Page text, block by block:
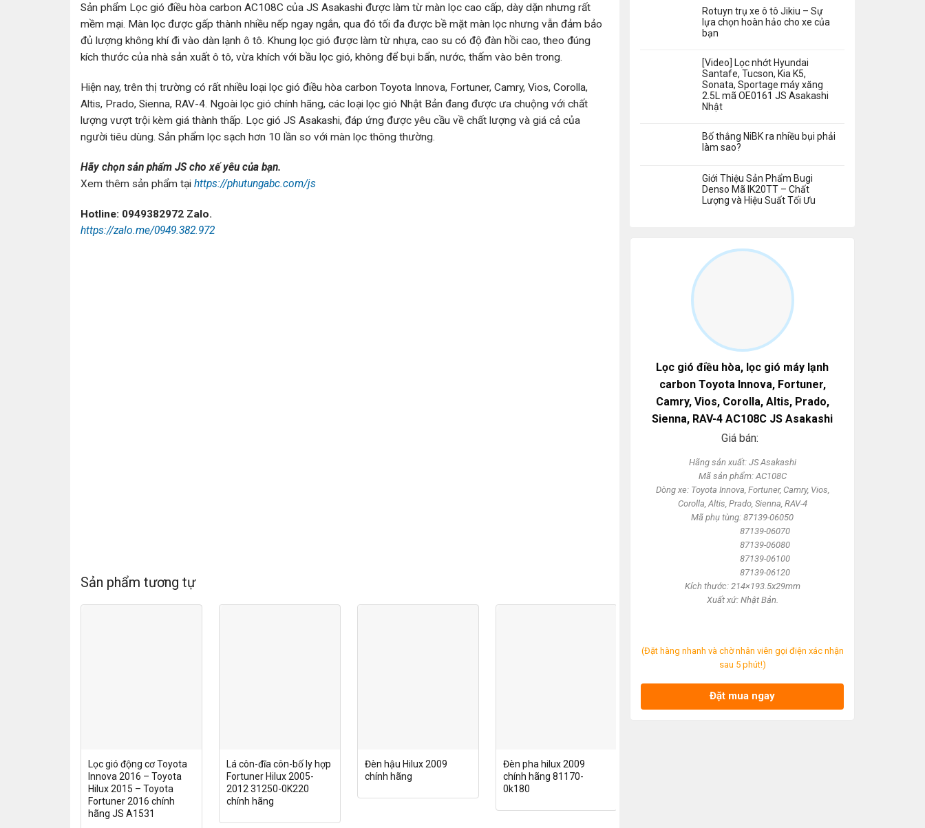
Sản phẩm Lọc gió điều hòa carbon AC108C của JS Asakashi được làm từ màn lọc cao cấp, dày dặn nhưng rất
mềm mại. Màn lọc được gấp thành nhiều nếp ngay ngắn, qua đó tối đa được bề mặt màn lọc nhưng vẫn đảm bảo
đủ lượng không khí đi vào dàn lạnh ô tô. Khung lọc gió được làm từ nhựa, cao su có độ đàn hồi cao, theo đúng
kích thước của nhà sản xuất ô tô, vừa khích với bầu lọc gió, không để bụi bẩn, nước, thấm vào bên trong.
Hiện nay, trên thị trường có rất nhiều loại lọc gió điều hòa carbon Toyota Innova, Fortuner, Camry, Vios, Corolla,
Altis, Prado, Sienna, RAV-4. Ngoài lọc gió chính hãng, các loại lọc gió Nhật Bản đang được ưa chuộng với chất
lượng vượt trội kèm giá thành thấp. Lọc gió JS Asakashi, đáp ứng được yêu cầu về chất lượng và giá cả của
người tiêu dùng. Sản phẩm lọc sạch hơn 10 lần so với màn lọc thông thường.
Hãy chọn sản phẩm JS cho xế yêu của bạn.
Xem thêm sản phẩm tại https://phutungabc.com/js
Hotline: 0949382972 Zalo.
https://zalo.me/0949.382.972
Sản phẩm tương tự
Lọc gió động cơ Toyota
Innova 2016 – Toyota
Hilux 2015 – Toyota
Fortuner 2016 chính
hãng JS A1531
Lá côn-đĩa côn-bố ly hợp
Fortuner Hilux 2005-
2012 31250-0K220
chính hãng
Đèn hậu Hilux 2009
chính hãng
Đèn pha hilux 2009
chính hãng 81170-
0k180
Rotuyn trụ xe ô tô Jikiu – Sự
lựa chọn hoàn hảo cho xe của
bạn
[Video] Lọc nhớt Hyundai
Santafe, Tucson, Kia K5,
Sonata, Sportage máy xăng
2.5L mã OE0161 JS Asakashi
Nhật
Bố thắng NiBK ra nhiều bụi phải
làm sao?
Giới Thiệu Sản Phẩm Bugi
Denso Mã IK20TT – Chất
Lượng và Hiệu Suất Tối Ưu
Lọc gió điều hòa, lọc gió máy lạnh
carbon Toyota Innova, Fortuner,
Camry, Vios, Corolla, Altis, Prado,
Sienna, RAV-4 AC108C JS Asakashi
Giá bán:
Hãng sản xuất: JS Asakashi
Mã sản phẩm: AC108C
Dòng xe: Toyota Innova, Fortuner, Camry, Vios,
Corolla, Altis, Prado, Sienna, RAV-4
Mã phụ tùng: 87139-06050
87139-06070
87139-06080
87139-06100
87139-06120
Kích thước: 214×193.5x29mm
Xuất xứ: Nhật Bản.
(Đặt hàng nhanh và chờ nhân viên gọi điện xác nhận
sau 5 phút!)
Đặt mua ngay